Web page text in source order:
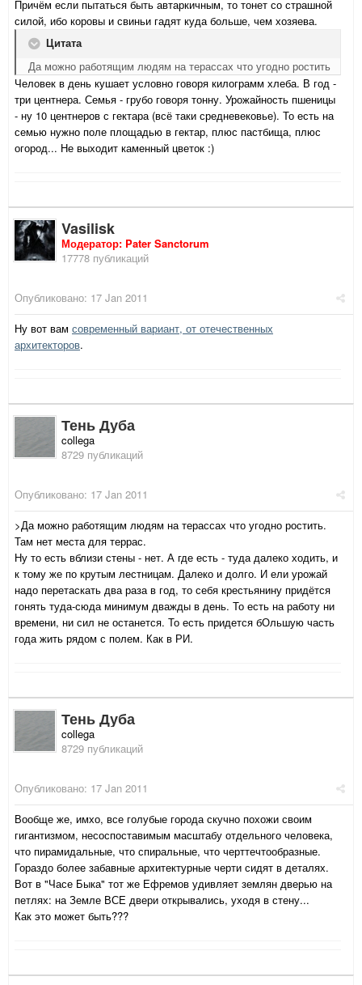
Причём если пытаться быть автаркичным, то тонет со страшной
силой, ибо коровы и свиньи гадят куда больше, чем хозяева.
Цитата
Да можно работящим людям на терассах что угодно ростить
Человек в день кушает условно говоря килограмм хлеба. В год -
три центнера. Семья - грубо говоря тонну. Урожайность пшеницы
- ну 10 центнеров с гектара (всё таки средневековье). То есть на
семью нужно поле площадью в гектар, плюс пастбища, плюс
огород... Не выходит каменный цветок :)
Vasilisk
Модератор: Pater Sanctorum
17778 публикаций
Опубликовано: 17 Jan 2011
Ну вот вам современный вариант, от отечественных
архитекторов.
Тень Дуба
collega
8729 публикаций
Опубликовано: 17 Jan 2011
>Да можно работящим людям на терассах что угодно ростить.
Там нет места для террас.
Ну то есть вблизи стены - нет. А где есть - туда далеко ходить, и
к тому же по крутым лестницам. Далеко и долго. И ели урожай
надо перетаскать два раза в год, то себя крестьянину придётся
гонять туда-сюда минимум дважды в день. То есть на работу ни
времени, ни сил не останется. То есть придется бОльшую часть
года жить рядом с полем. Как в РИ.
Тень Дуба
collega
8729 публикаций
Опубликовано: 17 Jan 2011
Вообще же, имхо, все голубые города скучно похожи своим
гигантизмом, несоспоставимым масштабу отдельного человека,
что пирамидальные, что спиральные, что черттечтообразные.
Гораздо более забавные архитектурные черти сидят в деталях.
Вот в "Часе Быка" тот же Ефремов удивляет землян дверью на
петлях: на Земле ВСЕ двери открывались, уходя в стену...
Как это может быть???